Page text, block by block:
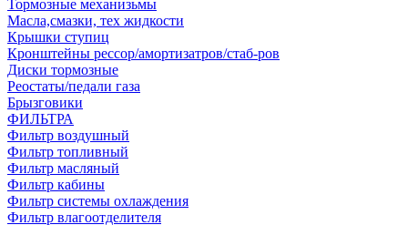
Тормозные механизьмы
Масла,смазки, тех жидкости
Крышки ступиц
Кронштейны рессор/амортизатров/стаб-ров
Диски тормозные
Реостаты/педали газа
Брызговики
ФИЛЬТРА
Фильтр воздушный
Фильтр топливный
Фильтр масляный
Фильтр кабины
Фильтр системы охлаждения
Фильтр влагоотделителя